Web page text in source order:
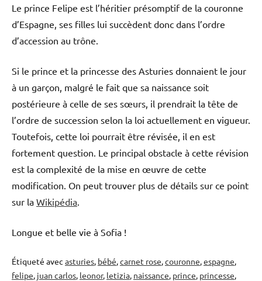
Le prince Felipe est l’héritier présomptif de la couronne
d’Espagne, ses filles lui succèdent donc dans l’ordre
d’accession au trône.
Si le prince et la princesse des Asturies donnaient le jour
à un garçon, malgré le fait que sa naissance soit
postérieure à celle de ses sœurs, il prendrait la tête de
l’ordre de succession selon la loi actuellement en vigueur.
Toutefois, cette loi pourrait être révisée, il en est
fortement question. Le principal obstacle à cette révision
est la complexité de la mise en œuvre de cette
modification. On peut trouver plus de détails sur ce point
sur la Wikipédia
Longue et belle vie à Sofia !
Étiqueté avec asturies, bébé,carnet rose,couronne,espagne,
felipe, juan carlos, leonor, letizia, naissance, prince, princesse,